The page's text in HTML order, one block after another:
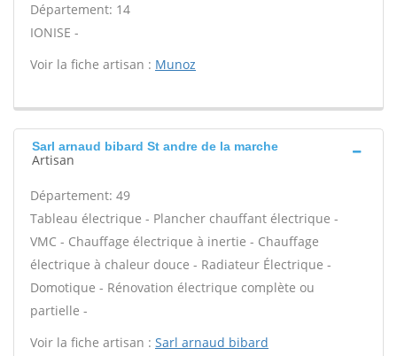
Département: 14
IONISE -
Voir la fiche artisan : Munoz
Sarl arnaud bibard St andre de la marche
Artisan
Département: 49
Tableau électrique - Plancher chauffant électrique -
VMC - Chauffage électrique à inertie - Chauffage
électrique à chaleur douce - Radiateur Électrique -
Domotique - Rénovation électrique complète ou
partielle -
Voir la fiche artisan : Sarl arnaud bibard